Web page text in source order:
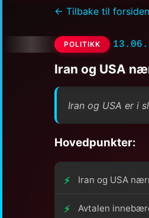
← Tilbake til forsiden
POLITIKK
Iran og USA
Iran og USA er i
Hovedpunkter:
Iran og USA
Avtalen